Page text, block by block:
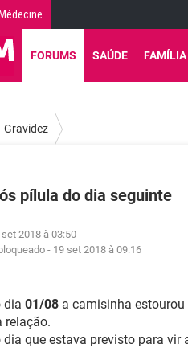
FORUMS SAÚDE FAMÍLIA
Gravidez
pílula do dia seguinte
2018 à 03:50
- 19 set 2018 à 09:16
dia 01/08 a camisinha
relação.
dia que estava previsto para vir